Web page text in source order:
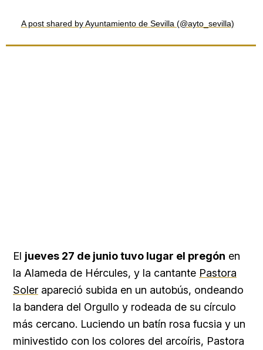
A post shared by Ayuntamiento de Sevilla (@ayto_sevilla)
El jueves 27 de junio tuvo lugar el pregón en
la Alameda de Hércules, y la cantante Pastora
Soler apareció subida en un autobús, ondeando
la bandera del Orgullo y rodeada de su círculo
más cercano. Luciendo un batín rosa fucsia y un
minivestido con los colores del arcoíris, Pastora